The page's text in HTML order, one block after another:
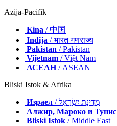
Azija-Pacifik
Kina / 中国
Indija / भारत गणराज्य
Pakistan / Pākistān
Vijetnam / Việt Nam
АСЕАН/ ASEAN
Bliski Istok & Afrika
Израел
/ מְדִינַת יִשְׂרָאֵל
Алжир, Мароко и Тунис
Bliski Istok / Middle East